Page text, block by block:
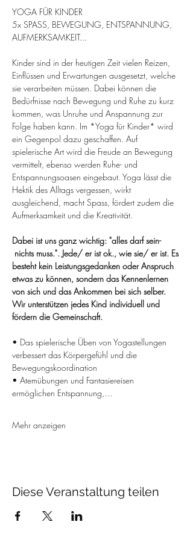
YOGA FÜR KINDER
5x SPASS, BEWEGUNG, ENTSPANNUNG,
AUFMERKSAMKEIT...
Kinder sind in der heutigen Zeit vielen Reizen,
Einflüssen und Erwartungen ausgesetzt, welche
sie verarbeiten müssen. Dabei können die
Bedürfnisse nach Bewegung und Ruhe zu kurz
kommen, was Unruhe und Anspannung zur
Folge haben kann. Im *Yoga für Kinder* wird
ein Gegenpol dazu geschaffen. Auf
spielerische Art wird die Freude an Bewegung
vermittelt, ebenso werden Ruhe- und
Entspannungsoasen eingebaut. Yoga lässt die
Hektik des Alltags vergessen, wirkt
ausgleichend, macht Spass, fördert zudem die
Aufmerksamkeit und die Kreativität.
Dabei ist uns ganz wichtig: "alles darf sein-
nichts muss.". Jede/ er ist ok., wie sie/ er ist. Es
besteht kein Leistungsgedanken oder Anspruch
etwas zu können, sondern das Kennenlernen
von sich und das Ankommen bei sich selber.
Wir unterstützen jedes Kind individuell und
fördern die Gemeinschaft.
• Das spielerische Üben von Yogastellungen
verbessert das Körpergefühl und die
Bewegungskoordination
• Atemübungen und Fantasiereisen
ermöglichen Entspannung,…
Mehr anzeigen
Diese Veranstaltung teilen